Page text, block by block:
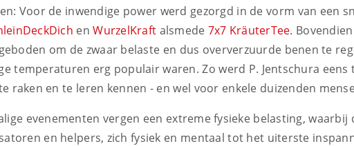
Voor de inwendige power werd gezorgd in de vorm van een
enWurzelKraft alsmede 7x7 KräuterTee.
om de zwaar belaste en dus oververzuurde benen te
temperaturen erg populair waren. Zo werd P. Jentschura eens
raken en te leren kennen - en wel voor enkele duizenden
evenementen vergen een extreme fysieke belasting, waarbij
en helpers, zich fysiek en mentaal tot het uiterste